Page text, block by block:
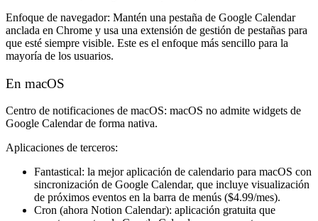
Enfoque de navegador: Mantén una pestaña de Google Calendar
anclada en Chrome y usa una extensión de gestión de pestañas para
que esté siempre visible. Este es el enfoque más sencillo para la
mayoría de los usuarios.
En macOS
Centro de notificaciones de macOS: macOS no admite widgets de
Google Calendar de forma nativa.
Aplicaciones de terceros:
Fantastical: la mejor aplicación de calendario para macOS con
sincronización de Google Calendar, que incluye visualización
de próximos eventos en la barra de menús ($4.99/mes).
Cron (ahora Notion Calendar): aplicación gratuita que